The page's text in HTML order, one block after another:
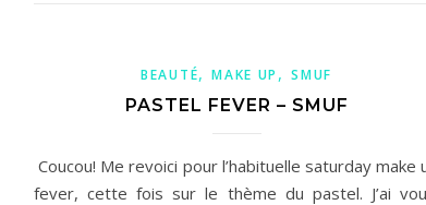
BEAUTÉ,MAKE UP ,SMUF
PASTEL FEVER – SMUF
Coucou! Me revoici pour l’habituelle saturday make
fever, cette fois sur le thème du pastel. J’ai